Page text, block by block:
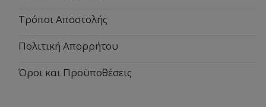
Τρόποι Αποστολής
Πολιτική Απορρήτου
Όροι και Προϋποθέσεις